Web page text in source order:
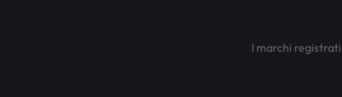
I marchi